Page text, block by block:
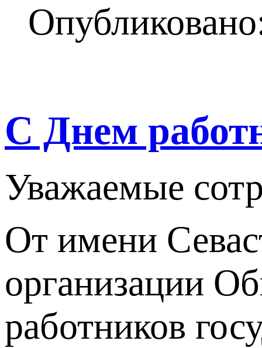
С Днем
Уважаемые
От имени
организации
работников